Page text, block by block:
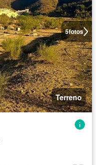
5fotos
Terreno